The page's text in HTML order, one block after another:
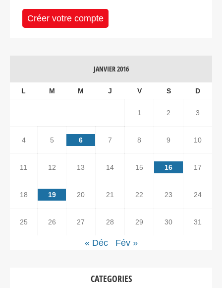
Créer votre compte
JANVIER 2016
L M M J V S D
1 2 3
4 5 6 7 8 9 10
11 12 13 14 15 16 17
18 19 20 21 22 23 24
25 26 27 28 29 30 31
« Déc Fév »
CATEGORIES